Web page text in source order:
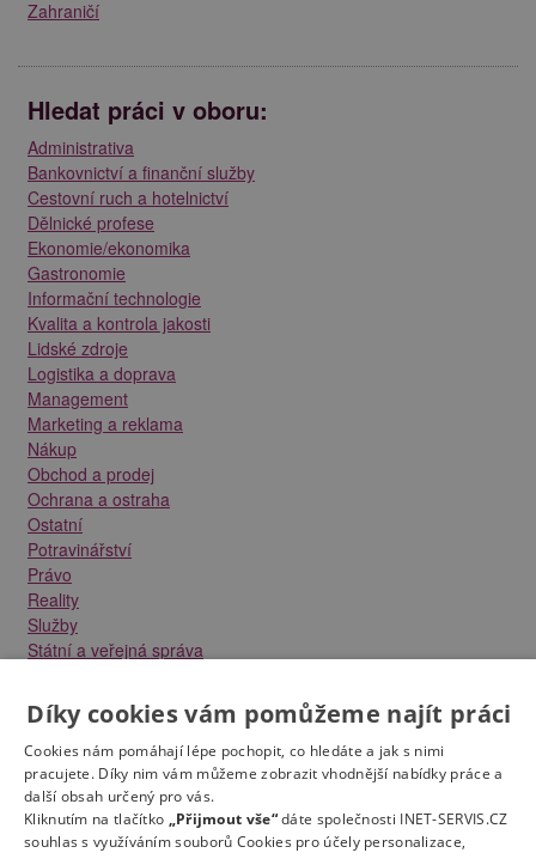
Zahraničí
Hledat práci v oboru:
Administrativa
Bankovnictví a finanční služby
Cestovní ruch a hotelnictví
Dělnické profese
Ekonomie/ekonomika
Gastronomie
Informační technologie
Kvalita a kontrola jakosti
Lidské zdroje
Logistika a doprava
Management
Marketing a reklama
Nákup
Obchod a prodej
Ochrana a ostraha
Ostatní
Potravinářství
Právo
Reality
Služby
Státní a veřejná správa
Strojírenství
Technika a elektrotechnika
Tvůrčí práce a design
Výroba
Vzdělávání a školství
Zdravotnictví
Zemědělství, lesnictví a vodní hospodářství
Díky cookies vám pomůžeme najít práci
Cookies nám pomáhají lépe pochopit, co hledáte a jak s nimi
pracujete. Díky nim vám můžeme zobrazit vhodnější nabídky práce a
další obsah určený pro vás.
Kliknutím na tlačítko „Přijmout vše“dáte společnosti INET-SERVIS.CZ
souhlas s využíváním souborů Cookies pro účely personalizace,